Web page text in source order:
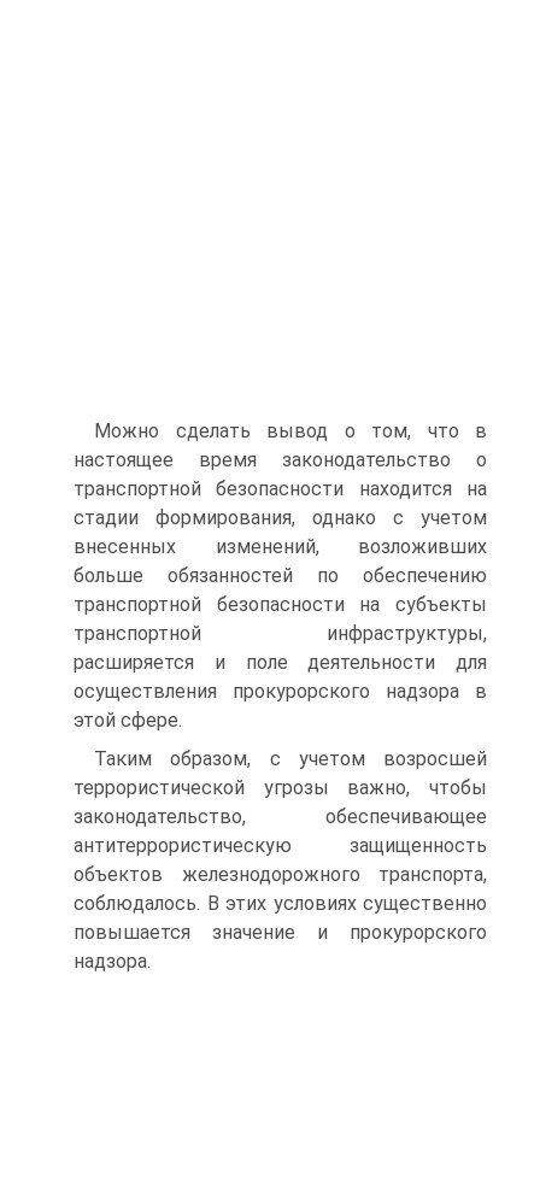
Можно сделать вывод о том, что в
настоящее время законодательство о
транспортной безопасности находится на
стадии формирования, однако с учетом
внесенных изменений, возложивших
больше обязанностей по обеспечению
транспортной безопасности на субъекты
транспортной инфраструктуры,
расширяется и поле деятельности для
осуществления прокурорского надзора в
этой сфере.
Таким образом, с учетом возросшей
террористической угрозы важно, чтобы
законодательство, обеспечивающее
антитеррористическую защищенность
объектов железнодорожного транспорта,
соблюдалось. В этих условиях существенно
повышается значение и прокурорского
надзора.